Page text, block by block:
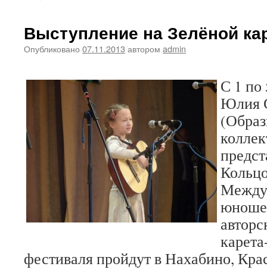
Выступление на Зелёной
Опубликовано 07.11.2013 автором admin
С 1 по
Юлия
фестиваля пройдут в Нахабино,